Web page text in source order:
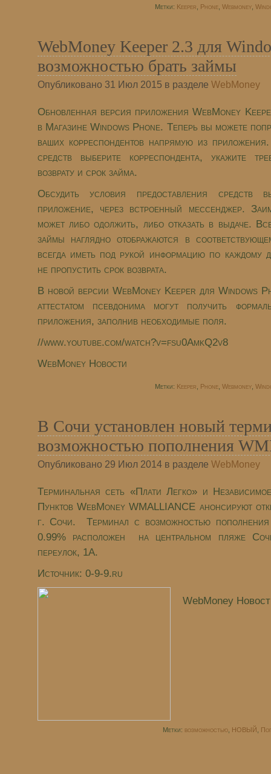
Метки: Keeper Phone, Webmoney,
WebMoney Keeper 2.3 для
возможностью брать займы
Опубликовано 31 Июл 2015 в разделе WebMoney
Обновленная версия приложения WebMoney
в Магазине Windows Phone. Теперь вы можете
ваших корреспондентов напрямую из
средств выберите корреспондента, укажите
возврату и срок займа.
Обсудить условия предоставления
приложение, через встроенный мессенджер.
может либо одолжить, либо отказать в выдаче.
займы наглядно отображаются в
всегда иметь под рукой информацию по каждому
не пропустить срок возврата.
В новой версии WebMoney Keeper для Windows
аттестатом псевдонима могут получить
приложения, заполнив необходимые поля.
//www.youtube.com/watch?v=fsu0AmkQ2v8
WebMoney Новости
Метки: Keeper Phone, Webmoney,
В Сочи установлен новый
возможностью пополнения
Опубликовано 29 Июл 2014 в разделе WebMoney
Терминальная сеть «Плати Легко» и
Пунктов WebMoney WMALLIANCE анонсируют
г. Сочи. Терминал с возможностью
0.99% расположен на центральном пляже
переулок, 1А.
Источник: 0-9-9.ru
WebMoney
Метки: возможностью, НОВЫЙ